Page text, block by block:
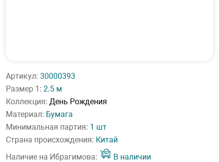
Артикул: 30000393
Размер 1: 2.5 м
Коллекция: День Рождения
Материал: Бумага
Минимальная партия: 1 шт
Страна происхождения: Китай
Наличие на Ибрагимова:
В наличии